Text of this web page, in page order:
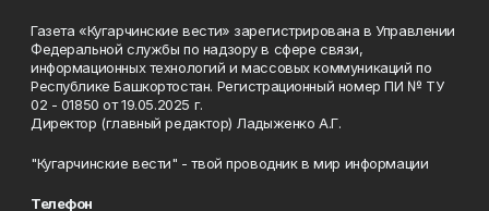
Газета «Кугарчинские вести» зарегистрирована в Управлении
Федеральной службы по надзору в сфере связи,
информационных технологий и массовых коммуникаций по
Республике Башкортостан. Регистрационный номер ПИ № ТУ
02 - 01850 от 19.05.2025 г.
Директор (главный редактор) Ладыженко А.Г.
"Кугарчинские вести" - твой проводник в мир информации
Телефон